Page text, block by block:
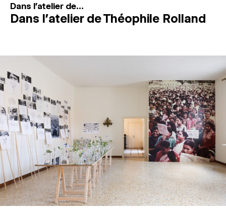
Dans l'atelier de...
Dans l’atelier de Théophile Rolland